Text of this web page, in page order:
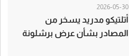
2026-05-30
أتلتيكو مدريد يسخر من
المصادر بشأن عرض برشلونة